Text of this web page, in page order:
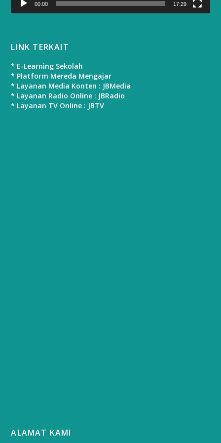
00:00 17:29
LINK TERKAIT
* E-Learning Sekolah
* Platform Mereda Mengajar
* Layanan Media Konten : JBMedia
* Layanan Radio Online : JBRadio
* Layanan TV Online : JBTV
ALAMAT KAMI